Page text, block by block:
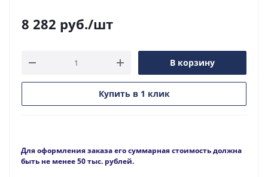
8 282 руб./шт
В корзину
Купить в 1 клик
Для оформления заказа его суммарная стоимость должна
быть не менее 50 тыс. рублей.